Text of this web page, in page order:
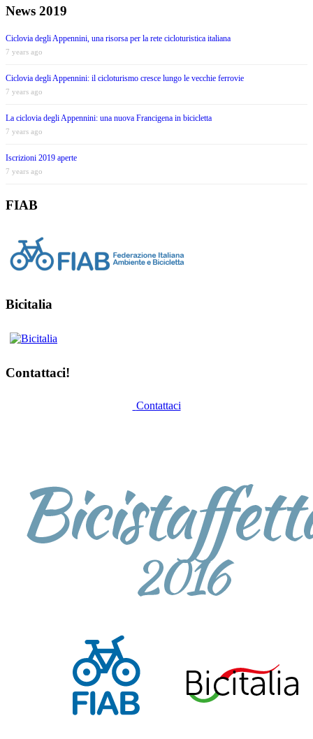
News 2019
Ciclovia degli Appennini, una risorsa per la rete cicloturistica italiana
7 years ago
Ciclovia degli Appennini: il cicloturismo cresce lungo le vecchie ferrovie
7 years ago
La ciclovia degli Appennini: una nuova Francigena in bicicletta
7 years ago
Iscrizioni 2019 aperte
7 years ago
FIAB
Bicitalia
Contattaci!
Contattaci